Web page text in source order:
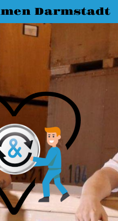
Darmstadt